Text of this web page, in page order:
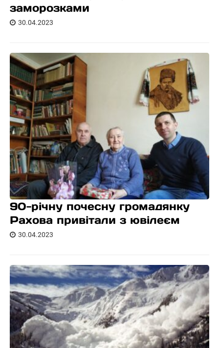
заморозками
30.04.2023
90-річну почесну громадянку
Рахова привітали з ювілеєм
30.04.2023